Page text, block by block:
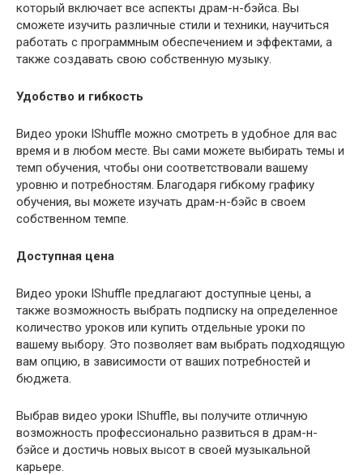
который включает все аспекты драм-н-бэйса. Вы
сможете изучить различные стили и техники, научиться
работать с программным обеспечением и эффектами, а
также создавать свою собственную музыку.
Удобство и гибкость
Видео уроки IShuffle можно смотреть в удобное для вас
время и в любом месте. Вы сами можете выбирать темы и
темп обучения, чтобы они соответствовали вашему
уровню и потребностям. Благодаря гибкому графику
обучения, вы можете изучать драм-н-бэйс в своем
собственном темпе.
Доступная цена
Видео уроки IShuffle предлагают доступные цены, а
также возможность выбрать подписку на определенное
количество уроков или купить отдельные уроки по
вашему выбору. Это позволяет вам выбрать подходящую
вам опцию, в зависимости от ваших потребностей и
бюджета.
Выбрав видео уроки IShuffle, вы получите отличную
возможность профессионально развиться в драм-н-
бэйсе и достичь новых высот в своей музыкальной
карьере.